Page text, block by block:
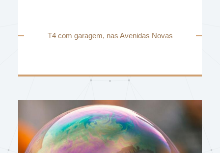
T4 com garagem, nas Avenidas Novas